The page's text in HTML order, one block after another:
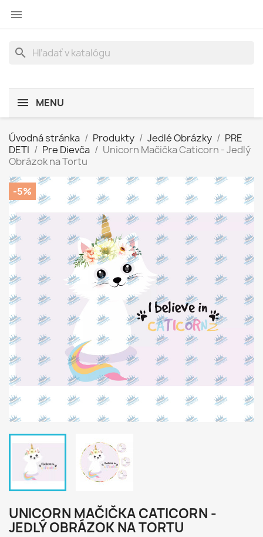

search
MENU
Úvodná stránka Produkty Jedlé Obrázky
PRE
DETI
Pre Dievča
Unicorn Mačička Caticorn - Jedlý
Obrázok na Tortu
-5%
UNICORN MAČIČKA CATICORN -
JEDLÝ OBRÁZOK NA TORTU